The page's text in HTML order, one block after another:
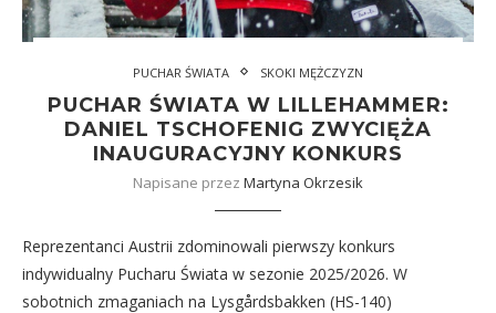
PUCHAR ŚWIATA SKOKI MĘŻCZYZN
PUCHAR ŚWIATA W LILLEHAMMER:
DANIEL TSCHOFENIG ZWYCIĘŻA
INAUGURACYJNY KONKURS
Napisane przez Martyna Okrzesik
Reprezentanci Austrii zdominowali pierwszy konkurs
indywidualny Pucharu Świata w sezonie 2025/2026. W
sobotnich zmaganiach na Lysgårdsbakken (HS-140)